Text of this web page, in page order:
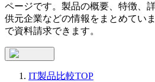
ページです。製品の概要、特徴、
供元企業などの情報をまとめてい
で資料請求できます。
IT製品比較TOP